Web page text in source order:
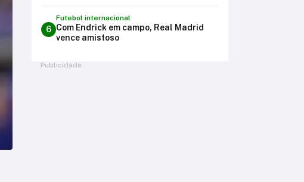
6
Futebol internacional
Com Endrick em campo, Real Madrid
vence amistoso
Publicidade